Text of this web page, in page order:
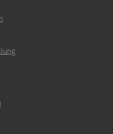
um den technischen